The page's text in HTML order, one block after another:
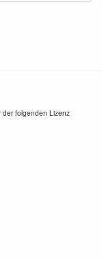
der folgenden Lizenz